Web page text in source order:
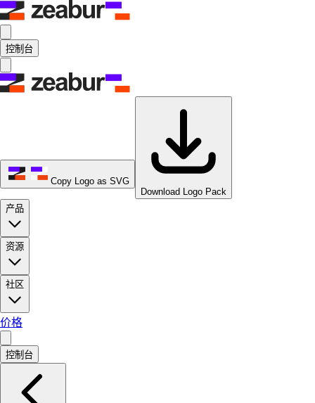
控制台
Copy Logo as SVG
Download Logo Pack
产品
资源
社区
价格
控制台